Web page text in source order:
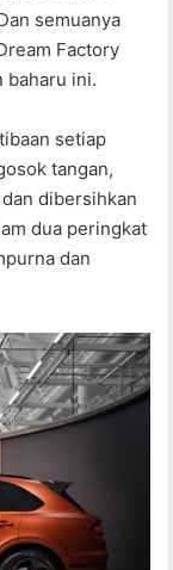
semuanya
Factory
baharu ini.
setiap
tangan,
dibersihkan
dua peringkat
dan